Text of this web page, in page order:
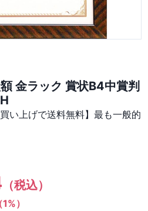
金ラック 賞状B4中賞判
い上げで送料無料】最も一般的
（税込）
）